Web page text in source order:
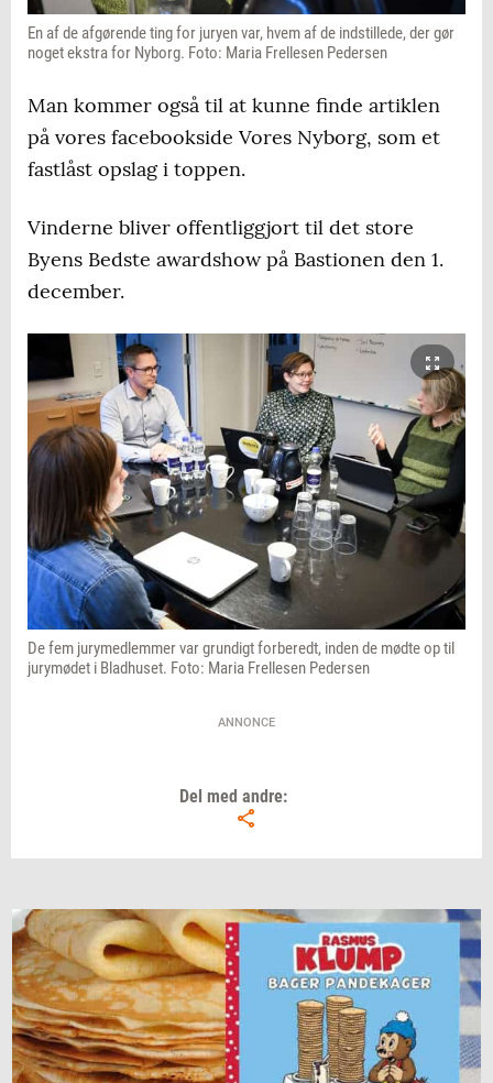
En af de afgørende ting for juryen var, hvem af de indstillede, der gør
noget ekstra for Nyborg. Foto: Maria Frellesen Pedersen
Man kommer også til at kunne finde artiklen
på vores facebookside Vores Nyborg, som et
fastlåst opslag i toppen.
Vinderne bliver offentliggjort til det store
Byens Bedste awardshow på Bastionen den 1.
december.
De fem jurymedlemmer var grundigt forberedt, inden de mødte op til
jurymødet i Bladhuset. Foto: Maria Frellesen Pedersen
ANNONCE
Del med andre: